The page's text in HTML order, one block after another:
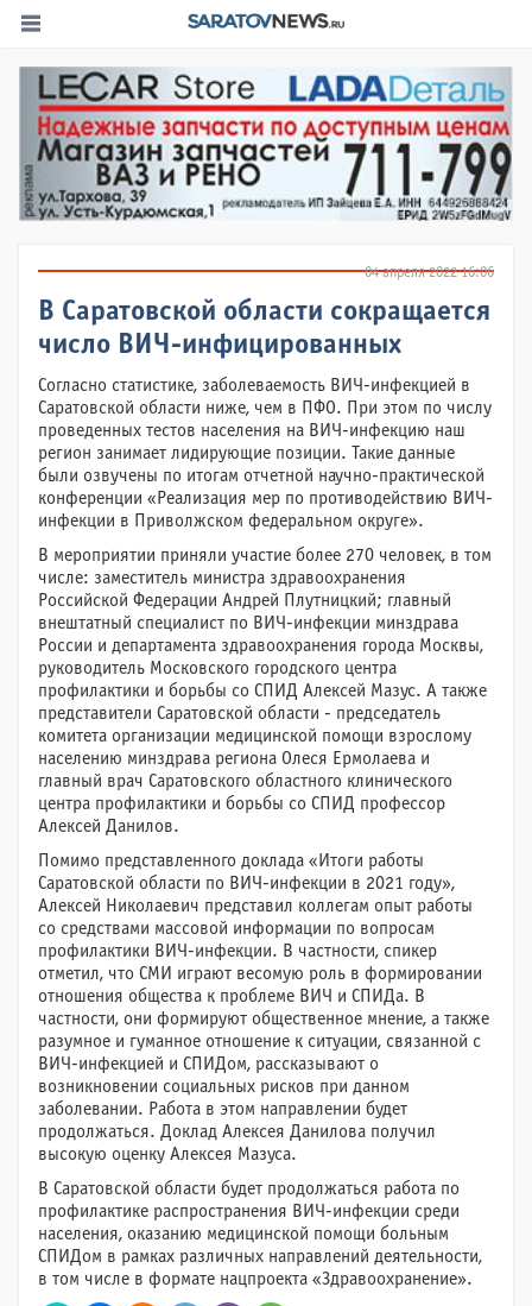
04 апреля 2022 16:06
В Саратовской области сокращается
число ВИЧ-инфицированных
Согласно статистике, заболеваемость ВИЧ-инфекцией в
Саратовской области ниже, чем в ПФО. При этом по числу
проведенных тестов населения на ВИЧ-инфекцию наш
регион занимает лидирующие позиции. Такие данные
были озвучены по итогам отчетной научно-практической
конференции «Реализация мер по противодействию ВИЧ-
инфекции в Приволжском федеральном округе».
В мероприятии приняли участие более 270 человек, в том
числе: заместитель министра здравоохранения
Российской Федерации Андрей Плутницкий; главный
внештатный специалист по ВИЧ-инфекции минздрава
России и департамента здравоохранения города Москвы,
руководитель Московского городского центра
профилактики и борьбы со СПИД Алексей Мазус. А также
представители Саратовской области - председатель
комитета организации медицинской помощи взрослому
населению минздрава региона Олеся Ермолаева и
главный врач Саратовского областного клинического
центра профилактики и борьбы со СПИД профессор
Алексей Данилов.
Помимо представленного доклада «Итоги работы
Саратовской области по ВИЧ-инфекции в 2021 году»,
Алексей Николаевич представил коллегам опыт работы
со средствами массовой информации по вопросам
профилактики ВИЧ-инфекции. В частности, спикер
отметил, что СМИ играют весомую роль в формировании
отношения общества к проблеме ВИЧ и СПИДа. В
частности, они формируют общественное мнение, а также
разумное и гуманное отношение к ситуации, связанной с
ВИЧ-инфекцией и СПИДом, рассказывают о
возникновении социальных рисков при данном
заболевании. Работа в этом направлении будет
продолжаться. Доклад Алексея Данилова получил
высокую оценку Алексея Мазуса.
В Саратовской области будет продолжаться работа по
профилактике распространения ВИЧ-инфекции среди
населения, оказанию медицинской помощи больным
СПИДом в рамках различных направлений деятельности,
в том числе в формате нацпроекта «Здравоохранение».